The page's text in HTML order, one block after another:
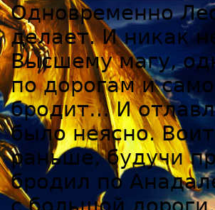
Одновременно
делает. И никак
Высшему магу,
по дорогам и
бродит… И
было неясно.
раньше, будучи
бродил по